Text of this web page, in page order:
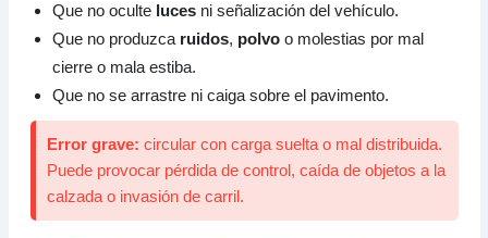
Que no oculte lucesni señalización del vehículo.
Que no produzca ruidos, polvoo molestias por mal
cierre o mala estiba.
Que no se arrastre ni caiga sobre el pavimento.
Error grave: circular con carga suelta o mal distribuida.
Puede provocar pérdida de control, caída de objetos a la
calzada o invasión de carril.